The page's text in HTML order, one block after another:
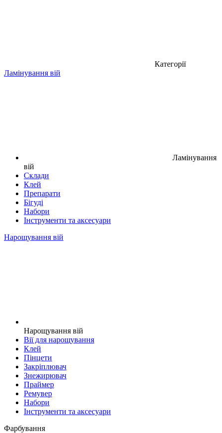
Категорії
Ламінування вій
Ламінування
вій
Склади
Клей
Препарати
Бігуді
Набори
Інструменти та аксесуари
Нарощування вій
Нарощування вій
Вії для нарощування
Клей
Пінцети
Закріплювач
Знежирювач
Праймер
Ремувер
Набори
Інструменти та аксесуари
Фарбування